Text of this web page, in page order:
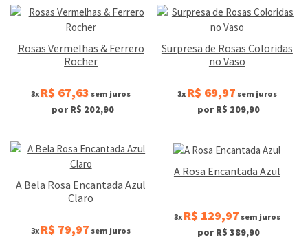
Rosas Vermelhas & Ferrero
Rocher
3x R$ 67,63 sem juros
por R$ 202,90
Surpresa de Rosas Coloridas
no Vaso
3x R$ 69,97 sem juros
por R$ 209,90
A Bela Rosa Encantada Azul
Claro
3x R$ 79,97 sem juros
A Rosa Encantada Azul
3x R$ 129,97 sem juros
por R$ 389,90